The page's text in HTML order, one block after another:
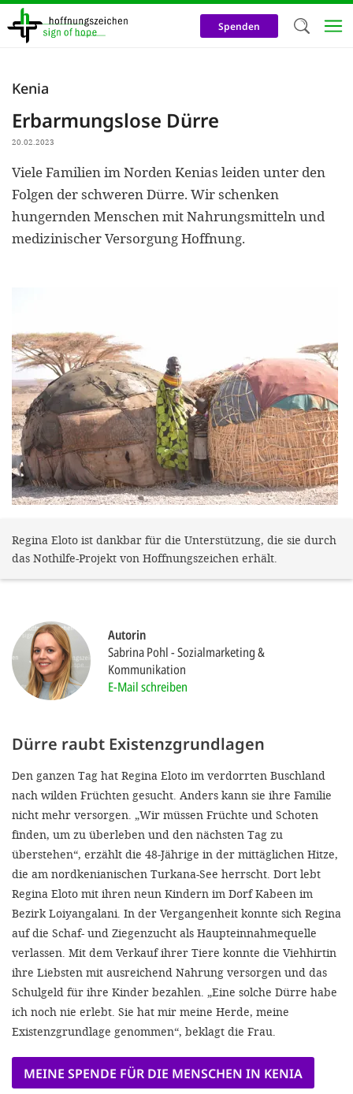
Direkt
zum
Inhalt
Spenden
Kenia
Erbarmungslose Dürre
20.02.2023
Viele Familien im Norden Kenias leiden unter den
Folgen der schweren Dürre. Wir schenken
hungernden Menschen mit Nahrungsmitteln und
medizinischer Versorgung Hoffnung.
Regina Eloto ist dankbar für die Unterstützung, die sie durch
das Nothilfe-Projekt von Hoffnungszeichen erhält.
Autorin
Sabrina Pohl Sozialmarketing &
Kommunikation
E-Mail schreiben
Dürre raubt Existenzgrundlagen
Den ganzen Tag hat Regina Eloto im verdorrten Buschland
nach wilden Früchten gesucht. Anders kann sie ihre Familie
nicht mehr versorgen. „Wir müssen Früchte und Schoten
finden, um zu überleben und den nächsten Tag zu
überstehen“, erzählt die 48-Jährige in der mittäglichen Hitze,
die am nordkenianischen Turkana-See herrscht. Dort lebt
Regina Eloto mit ihren neun Kindern im Dorf Kabeen im
Bezirk Loiyangalani. In der Vergangenheit konnte sich Regina
auf die Schaf- und Ziegenzucht als Haupteinnahmequelle
verlassen. Mit dem Verkauf ihrer Tiere konnte die Viehhirtin
ihre Liebsten mit ausreichend Nahrung versorgen und das
Schulgeld für ihre Kinder bezahlen. „Eine solche Dürre habe
ich noch nie erlebt. Sie hat mir meine Herde, meine
Existenzgrundlage genommen“, beklagt die Frau.
MEINE SPENDE FÜR DIE MENSCHEN IN KENIA
nutzen
und
unsere
den
Impressum
ALLEN